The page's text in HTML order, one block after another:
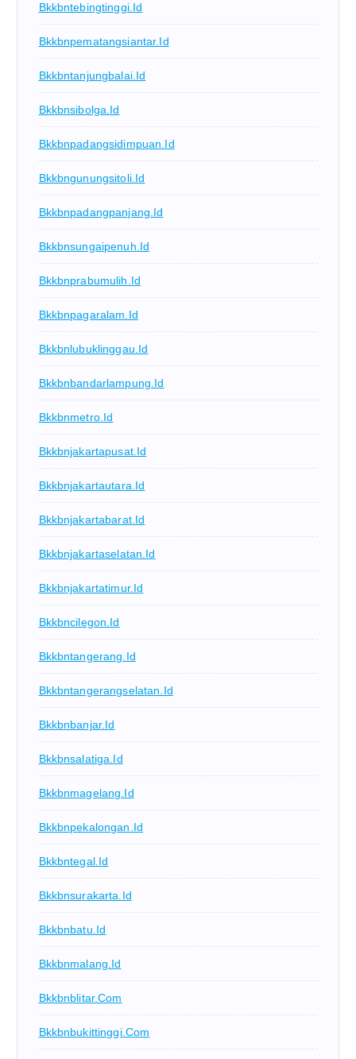
Bkkbntebingtinggi.id
Bkkbnpematangsiantar.id
Bkkbntanjungbalai.id
Bkkbnsibolga.id
Bkkbnpadangsidimpuan.id
Bkkbngunungsitoli.id
Bkkbnpadangpanjang.id
Bkkbnsungaipenuh.id
Bkkbnprabumulih.id
Bkkbnpagaralam.id
Bkkbnlubuklinggau.id
Bkkbnbandarlampung.id
Bkkbnmetro.id
Bkkbnjakartapusat.id
Bkkbnjakartautara.id
Bkkbnjakartabarat.id
Bkkbnjakartaselatan.id
Bkkbnjakartatimur.id
Bkkbncilegon.id
Bkkbntangerang.id
Bkkbntangerangselatan.id
Bkkbnbanjar.id
Bkkbnsalatiga.id
Bkkbnmagelang.id
Bkkbnpekalongan.id
Bkkbntegal.id
Bkkbnsurakarta.id
Bkkbnbatu.id
Bkkbnmalang.id
Bkkbnblitar.com
Bkkbnbukittinggi.com